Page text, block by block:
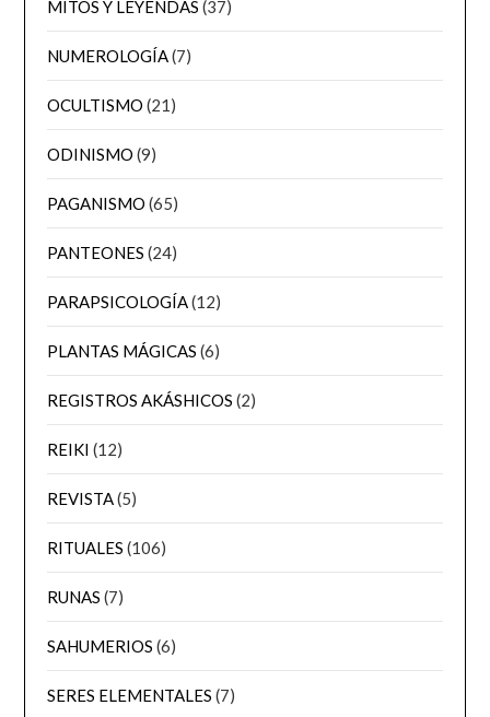
MITOS Y LEYENDAS (37)
NUMEROLOGÍA(7)
OCULTISMO (21)
ODINISMO (9)
PAGANISMO (65)
PANTEONES (24)
PARAPSICOLOGÍA(12)
PLANTAS MÁGICAS (6)
REGISTROS AKÁSHICOS (2)
REIKI (12)
REVISTA(5)
RITUALES (106)
RUNAS (7)
SAHUMERIOS (6)
SERES ELEMENTALES (7)